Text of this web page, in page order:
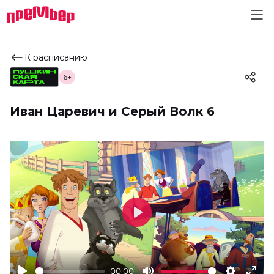
К расписанию
Иван Царевич и Серый Волк 6
6+
00:00
Play